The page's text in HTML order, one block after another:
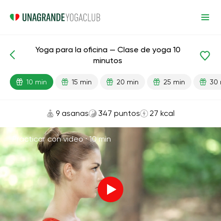
Lecciones preparadas Relajación
Yoga para la oficina — Clase de yoga 10
minutos
10 min 15 min 20 min 25 min 30
9 asanas 347 puntos 27 kcal
Practicar con video ·10 min